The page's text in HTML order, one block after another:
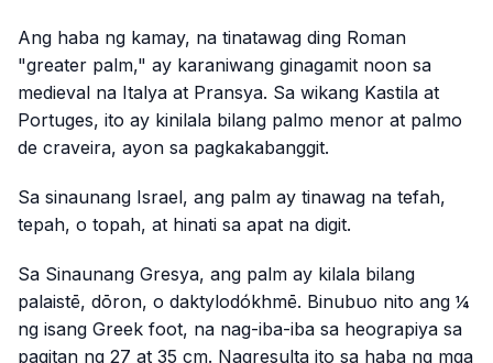
Ang haba ng kamay, na tinatawag ding Roman
"greater palm," ay karaniwang ginagamit noon sa
medieval na Italya at Pransya. Sa wikang Kastila at
Portuges, ito ay kinilala bilang palmo menor at palmo
de craveira, ayon sa pagkakabanggit.
Sa sinaunang Israel, ang palm ay tinawag na tefah,
tepah, o topah, at hinati sa apat na digit.
Sa Sinaunang Gresya, ang palm ay kilala bilang
palaistē, dōron, o daktylodókhmē. Binubuo nito ang ¼
ng isang Greek foot, na nag-iba-iba sa heograpiya sa
pagitan ng 27 at 35 cm. Nagresulta ito sa haba ng mga